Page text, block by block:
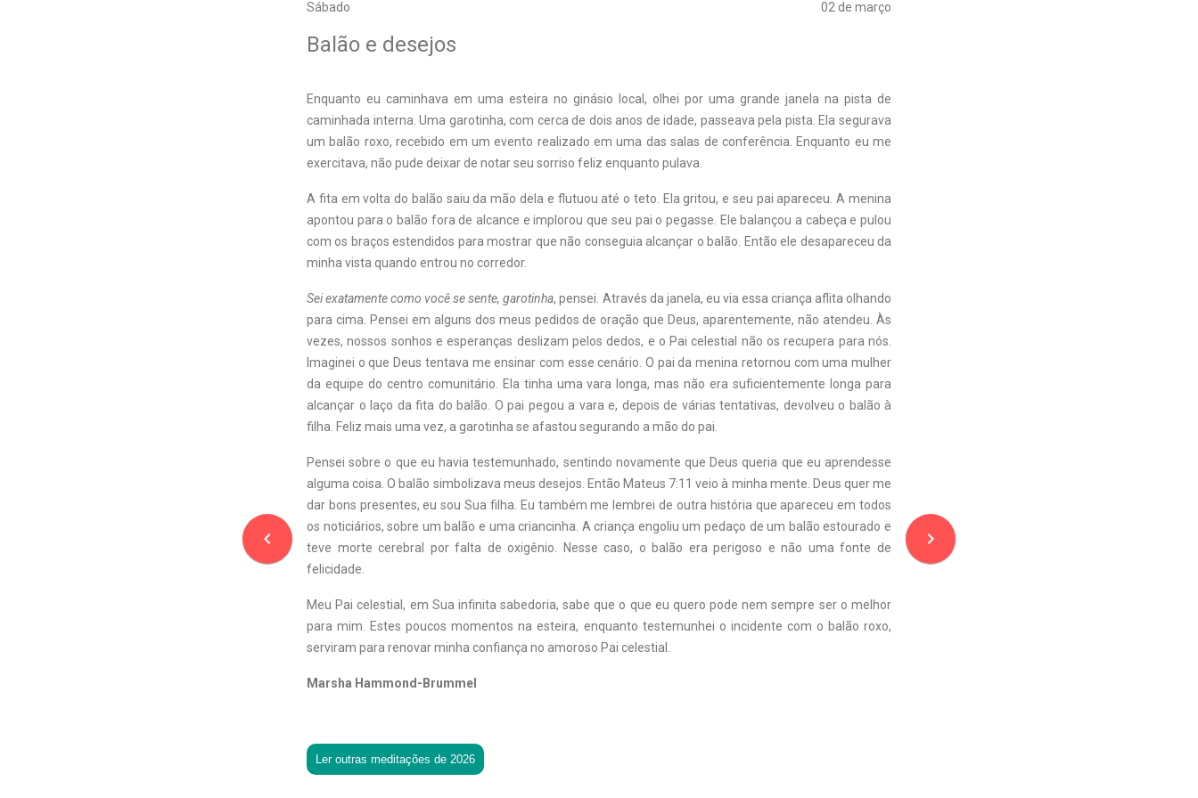
Sábado 02 de março
navigate_before
Balão e desejos
Enquanto eu caminhava em uma esteira no ginásio local, olhei por uma grande janela na pista de
caminhada interna. Uma garotinha, com cerca de dois anos de idade, passeava pela pista. Ela segurava
um balão roxo, recebido em um evento realizado em uma das salas de conferência. Enquanto eu me
exercitava, não pude deixar de notar seu sorriso feliz enquanto pulava.
A fita em volta do balão saiu da mão dela e flutuou até o teto. Ela gritou, e seu pai apareceu. A menina
apontou para o balão fora de alcance e implorou que seu pai o pegasse. Ele balançou a cabeça e pulou
com os braços estendidos para mostrar que não conseguia alcançar o balão. Então ele desapareceu da
minha vista quando entrou no corredor.
Sei exatamente como você se sente, garotinha, pensei. Através da janela, eu via essa criança aflita olhando
para cima. Pensei em alguns dos meus pedidos de oração que Deus, aparentemente, não atendeu. Às
vezes, nossos sonhos e esperanças deslizam pelos dedos, e o Pai celestial não os recupera para nós.
Imaginei o que Deus tentava me ensinar com esse cenário. O pai da menina retornou com uma mulher
da equipe do centro comunitário. Ela tinha uma vara longa, mas não era suficientemente longa para
alcançar o laço da fita do balão. O pai pegou a vara e, depois de várias tentativas, devolveu o balão à
filha. Feliz mais uma vez, a garotinha se afastou segurando a mão do pai.
Pensei sobre o que eu havia testemunhado, sentindo novamente que Deus queria que eu aprendesse
alguma coisa. O balão simbolizava meus desejos. Então Mateus 7:11 veio à minha mente. Deus quer me
dar bons presentes, eu sou Sua filha. Eu também me lembrei de outra história que apareceu em todos
os noticiários, sobre um balão e uma criancinha. A criança engoliu um pedaço de um balão estourado e
teve morte cerebral por falta de oxigênio. Nesse caso, o balão era perigoso e não uma fonte de
felicidade.
Meu Pai celestial, em Sua infinita sabedoria, sabe que o que eu quero pode nem sempre ser o melhor
para mim. Estes poucos momentos na esteira, enquanto testemunhei o incidente com o balão roxo,
serviram para renovar minha confiança no amoroso Pai celestial.
Marsha Hammond-Brummel
Ler outras meditações de 2026
navigate_next